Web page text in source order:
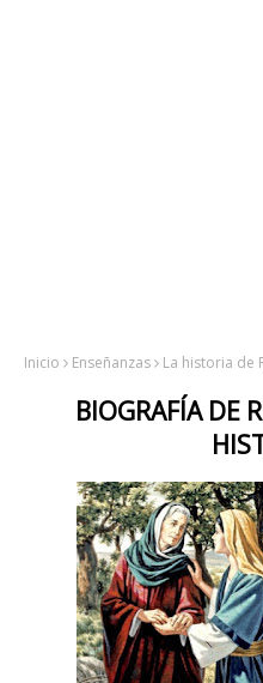
Inicio Enseñanzas La historia de
BIOGRAFÍA DE